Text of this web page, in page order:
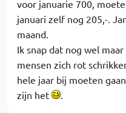
voor januarie 700,
januari zelf nog 205,-.
maand.
Ik snap dat nog wel
mensen zich rot
hele jaar bij moeten
zijn het
.